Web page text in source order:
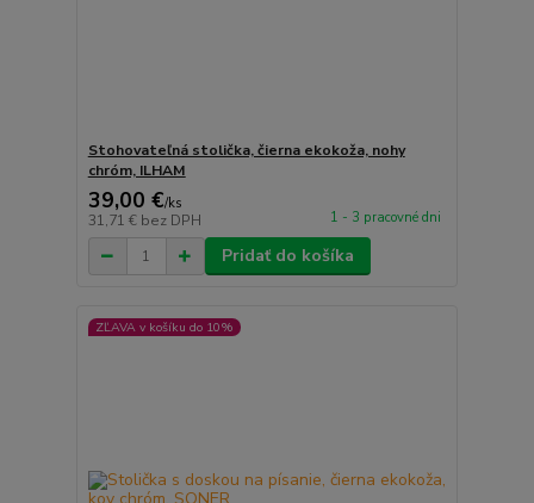
Stohovateľná stolička, čierna ekokoža, nohy
chróm, ILHAM
39,00 €/ks
31,71 € bez DPH 1 - 3 pracovné dni
Pridať do košíka
ZĽAVA v košíku do 10%